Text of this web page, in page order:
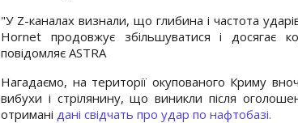
"У Z-каналах визнали, що глибина і частота
Hornet продовжує збільшуватися і досягає
повідомляє ASTRA
Нагадаємо, на території окупованого Криму
вибухи і стрілянину, що виникли після
отримані дані свідчать про удар по нафтобазі.